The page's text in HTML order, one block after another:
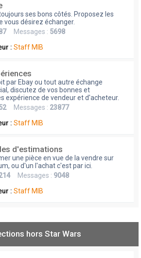
toujours ses bons côtés. Proposez les
vous désirez échanger.
Messages : 5698
: Staff MIB
par Ebay ou tout autre échange
discutez de vos bonnes et
expérience de vendeur et d'acheteur.
Messages : 23877
: Staff MIB
d'estimations
une pièce en vue de la vendre sur
ou d'un l'achat c'est par ici.
Messages : 9048
: Staff MIB
hors Star Wars